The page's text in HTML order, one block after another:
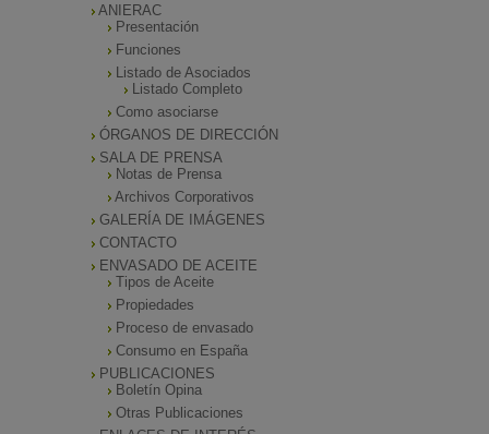
ANIERAC
Presentación
Funciones
Listado de Asociados
Listado Completo
Como asociarse
ÓRGANOS DE DIRECCIÓN
SALA DE PRENSA
Notas de Prensa
Archivos Corporativos
GALERÍA DE IMÁGENES
CONTACTO
ENVASADO DE ACEITE
Tipos de Aceite
Propiedades
Proceso de envasado
Consumo en España
PUBLICACIONES
Boletín Opina
Otras Publicaciones